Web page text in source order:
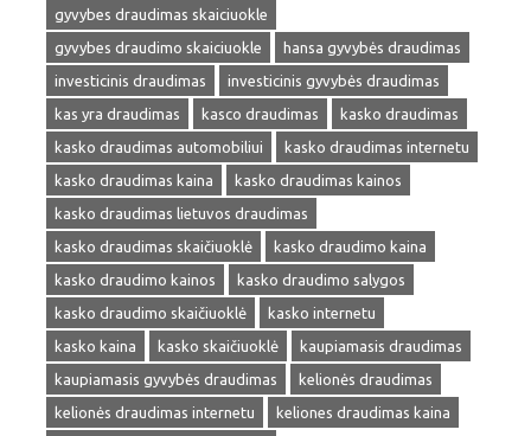
gyvybes draudimas skaiciuokle
gyvybes draudimo skaiciuokle
hansa gyvybės draudimas
investicinis draudimas
investicinis gyvybės draudimas
kas yra draudimas
kasco draudimas
kasko draudimas
kasko draudimas automobiliui
kasko draudimas internetu
kasko draudimas kaina
kasko draudimas kainos
kasko draudimas lietuvos draudimas
kasko draudimas skaičiuoklė
kasko draudimo kaina
kasko draudimo kainos
kasko draudimo salygos
kasko draudimo skaičiuoklė
kasko internetu
kasko kaina
kasko skaičiuoklė
kaupiamasis draudimas
kaupiamasis gyvybės draudimas
kelionės draudimas
kelionės draudimas internetu
keliones draudimas kaina